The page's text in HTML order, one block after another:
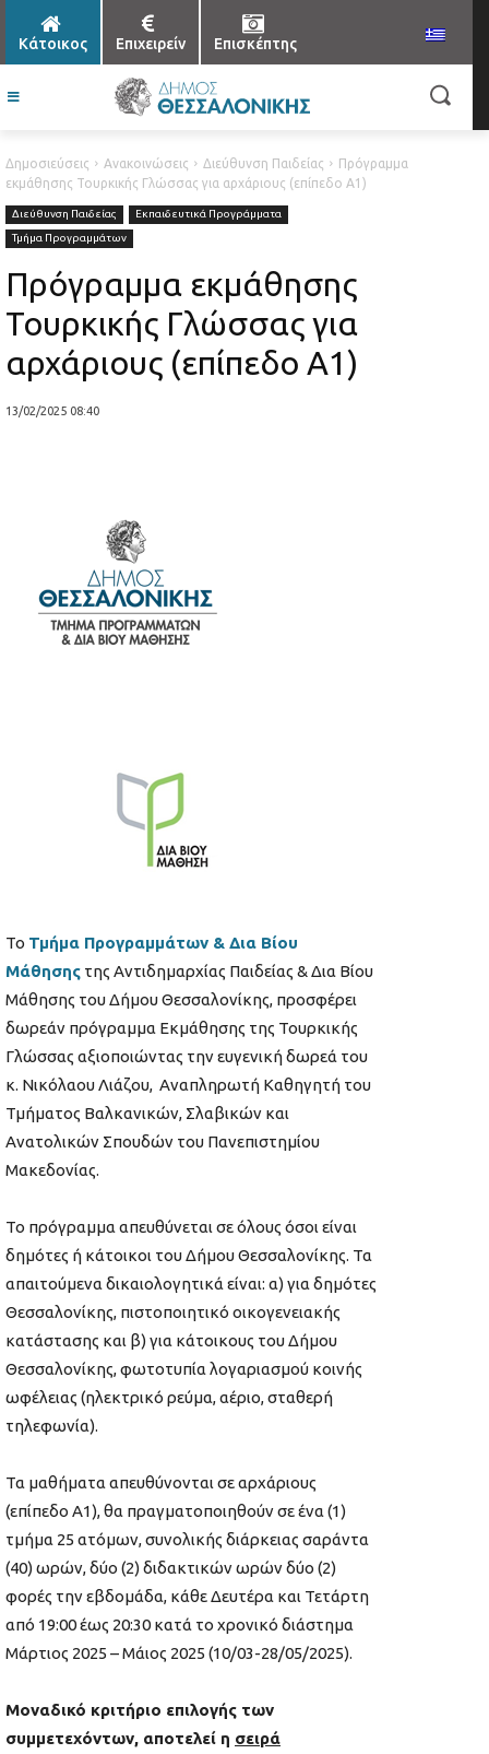
Κάτοικος Επιχειρείν Επισκέπτης
Δημοσιεύσεις Ανακοινώσεις Διεύθυνση Παιδείας
Πρόγραμμα
εκμάθησης Τουρκικής Γλώσσας για αρχάριους (επίπεδο Α1)
Διεύθυνση Παιδείας
Εκπαιδευτικά Προγράμματα
Τμήμα Προγραμμάτων
Πρόγραμμα εκμάθησης
Τουρκικής Γλώσσας για
αρχάριους (επίπεδο Α1)
13/02/2025 08:40
Το Τμήμα Προγραμμάτων & Δια Βίου
Μάθησης της Αντιδημαρχίας Παιδείας & Δια Βίου
Μάθησης του Δήμου Θεσσαλονίκης, προσφέρει
δωρεάν πρόγραμμα Εκμάθησης της Τουρκικής
Γλώσσας αξιοποιώντας την ευγενική δωρεά του
κ. Νικόλαου Λιάζου, Αναπληρωτή Καθηγητή του
Τμήματος Βαλκανικών, Σλαβικών και
Ανατολικών Σπουδών του Πανεπιστημίου
Μακεδονίας.
Το πρόγραμμα απευθύνεται σε όλους όσοι είναι
δημότες ή κάτοικοι του Δήμου Θεσσαλονίκης. Τα
απαιτούμενα δικαιολογητικά είναι: α) για δημότες
Θεσσαλονίκης, πιστοποιητικό οικογενειακής
κατάστασης και β) για κάτοικους του Δήμου
Θεσσαλονίκης, φωτοτυπία λογαριασμού κοινής
ωφέλειας (ηλεκτρικό ρεύμα, αέριο, σταθερή
τηλεφωνία).
Τα μαθήματα απευθύνονται σε αρχάριους
(επίπεδο Α1), θα πραγματοποιηθούν σε ένα (1)
τμήμα 25 ατόμων, συνολικής διάρκειας σαράντα
(40) ωρών, δύο (2) διδακτικών ωρών δύο (2)
φορές την εβδομάδα, κάθε Δευτέρα και Τετάρτη
από 19:00 έως 20:30 κατά το χρονικό διάστημα
Μάρτιος 2025 – Μάιος 2025 (10/03-28/05/2025).
Μοναδικό κριτήριο επιλογής των
συμμετεχόντων, αποτελεί η σειρά